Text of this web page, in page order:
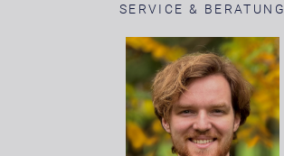
SERVICE & BERATUNG